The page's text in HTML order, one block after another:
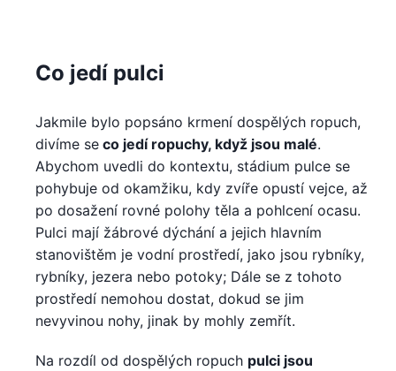
Co jedí pulci
Jakmile bylo popsáno krmení dospělých ropuch,
divíme se co jedí ropuchy, když jsou malé.
Abychom uvedli do kontextu, stádium pulce se
pohybuje od okamžiku, kdy zvíře opustí vejce, až
po dosažení rovné polohy těla a pohlcení ocasu.
Pulci mají žábrové dýchání a jejich hlavním
stanovištěm je vodní prostředí, jako jsou rybníky,
rybníky, jezera nebo potoky; Dále se z tohoto
prostředí nemohou dostat, dokud se jim
nevyvinou nohy, jinak by mohly zemřít.
Na rozdíl od dospělých ropuch pulci jsou